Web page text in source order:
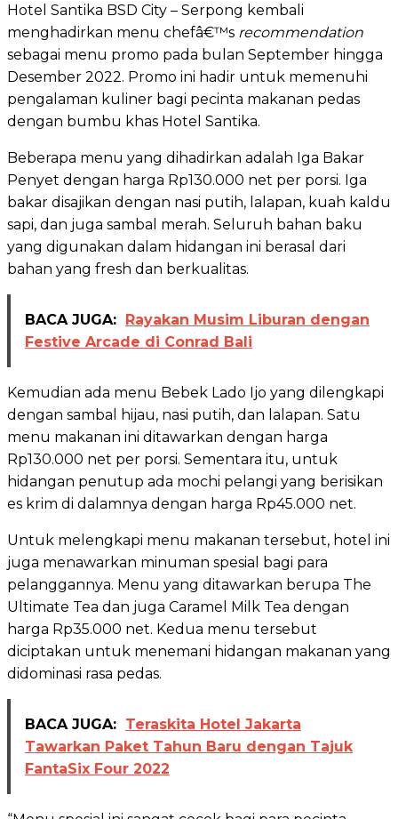
Hotel Santika BSD City – Serpong kembali
menghadirkan menu chefâ€™s recommendation
sebagai menu promo pada bulan September hingga
Desember 2022. Promo ini hadir untuk memenuhi
pengalaman kuliner bagi pecinta makanan pedas
dengan bumbu khas Hotel Santika.
Beberapa menu yang dihadirkan adalah Iga Bakar
Penyet dengan harga Rp130.000 net per porsi. Iga
bakar disajikan dengan nasi putih, lalapan, kuah kaldu
sapi, dan juga sambal merah. Seluruh bahan baku
yang digunakan dalam hidangan ini berasal dari
bahan yang fresh dan berkualitas.
BACA JUGA: Rayakan Musim Liburan dengan
Festive Arcade di Conrad Bali
Kemudian ada menu Bebek Lado Ijo yang dilengkapi
dengan sambal hijau, nasi putih, dan lalapan. Satu
menu makanan ini ditawarkan dengan harga
Rp130.000 net per porsi. Sementara itu, untuk
hidangan penutup ada mochi pelangi yang berisikan
es krim di dalamnya dengan harga Rp45.000 net.
Untuk melengkapi menu makanan tersebut, hotel ini
juga menawarkan minuman spesial bagi para
pelanggannya. Menu yang ditawarkan berupa The
Ultimate Tea dan juga Caramel Milk Tea dengan
harga Rp35.000 net. Kedua menu tersebut
diciptakan untuk menemani hidangan makanan yang
didominasi rasa pedas.
BACA JUGA: Teraskita Hotel Jakarta
Tawarkan Paket Tahun Baru dengan Tajuk
FantaSix Four 2022